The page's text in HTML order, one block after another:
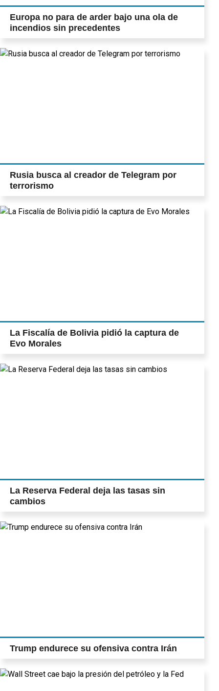
Europa no para de arder bajo una ola de
incendios sin precedentes
Rusia busca al creador de Telegram por
terrorismo
La Fiscalía de Bolivia pidió la captura de
Evo Morales
La Reserva Federal deja las tasas sin
cambios
Trump endurece su ofensiva contra Irán